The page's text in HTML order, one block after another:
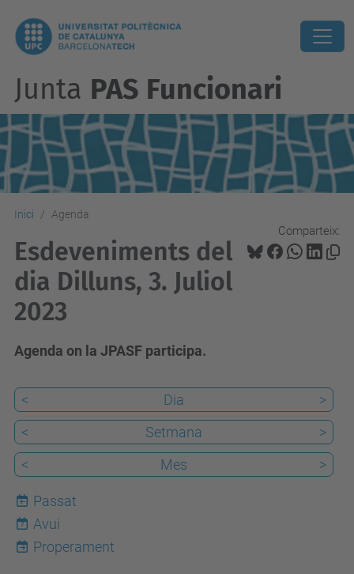
Junta PAS Funcionari
Inici Agenda
Comparteix:
Esdeveniments del
dia Dilluns, 3. Juliol
2023
Agenda on la JPASF participa.
< Dia
>
<
Setmana
>
<
Mes >
Passat
7
Avui
Properament